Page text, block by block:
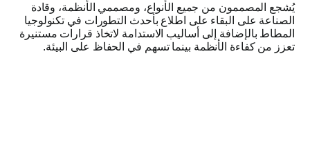
يُشجع المصممون من جميع الأنواع، ومصممي الأنظمة، وقادة
الصناعة على البقاء على اطلاع بأحدث التطورات في تكنولوجيا
المطاط بالإضافة إلى أساليب الاستدامة لاتخاذ قرارات مستنيرة
تعزز من كفاءة الأنظمة بينما تسهم في الحفاظ على البيئة.